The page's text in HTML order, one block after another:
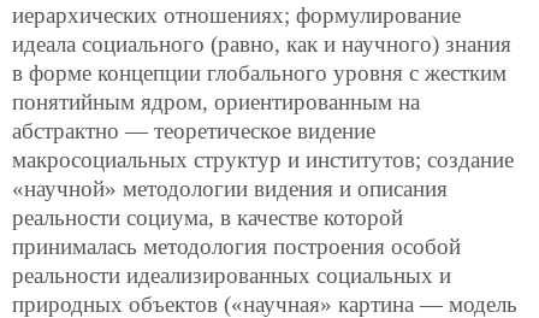
иерархических отношениях; формулирование
идеала социального (равно, как и научного) знания
в форме концепции глобального уровня с жестким
понятийным ядром, ориентированным на
абстрактно — теоретическое видение
макросоциальных структур и институтов; создание
«научной» методологии видения и описания
реальности социума, в качестве которой
принималась методология построения особой
реальности идеализированных социальных и
природных объектов («научная» картина — модель